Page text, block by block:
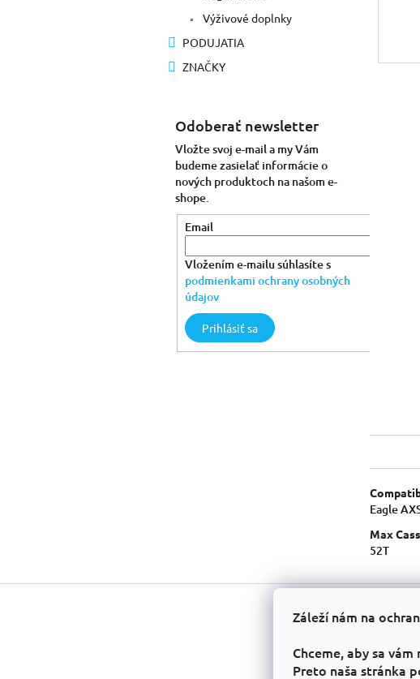
Záleží nám na
Chceme, aby sa
Preto naša stránka
Výživové doplnky
PODUJATIA
ZNAČKY
Odoberať newsletter
Vložte svoj e-mail a my Vám
budeme zasielať informácie o
nových produktoch na našom e-
shope.
Email
Vložením e-mailu súhlasíte s
podmienkami ochrany osobných
údajov
Prihlásiť sa
Eagle
Max
52T